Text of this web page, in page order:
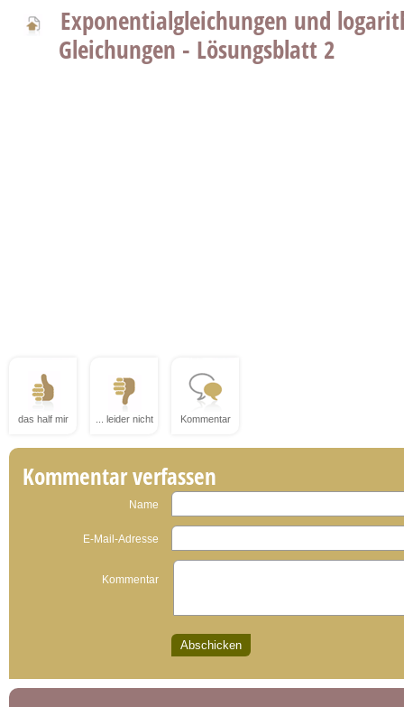
Exponentialgleichungen und
Gleichungen - Lösungsblatt 2
das half mir ... leider nicht Kommentar
Kommentar verfassen
Name
E-Mail-Adresse
Kommentar